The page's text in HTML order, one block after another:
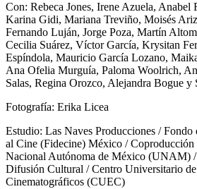
Con: Rebeca Jones, Irene Azuela, Anabel
Karina Gidi, Mariana Treviño, Moisés
Fernando Luján, Jorge Poza, Martín
Cecilia Suárez, Víctor García, Krysitan
Espíndola, Mauricio García Lozano,
Ana Ofelia Murguía, Paloma Woolrich,
Salas, Regina Orozco, Alejandra Bogue y
Fotografía: Erika Licea
Estudio: Las Naves Producciones /
al Cine (Fidecine) México /
Nacional Autónoma de México (UNAM)
Difusión Cultural / Centro Universitario
Cinematográficos (CUEC)